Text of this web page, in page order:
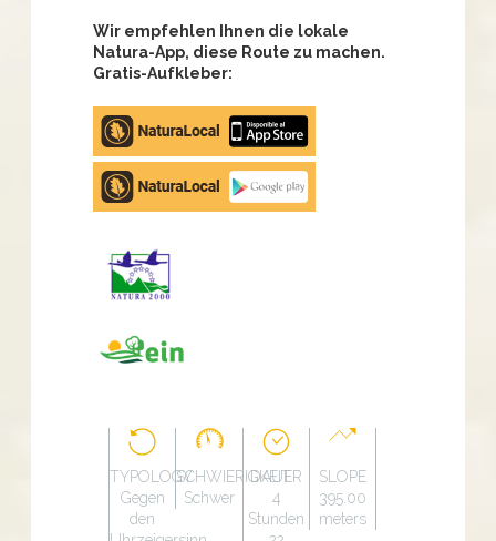
Wir empfehlen Ihnen die lokale
Natura-App, diese Route zu machen.
Gratis-Aufkleber:
Apple
store
Google
Play
TYPOLOGY
Gegen
den
SCHWIERIGKEIT
Schwer
DAUER
4
Stunden
SLOPE
395.00
meters